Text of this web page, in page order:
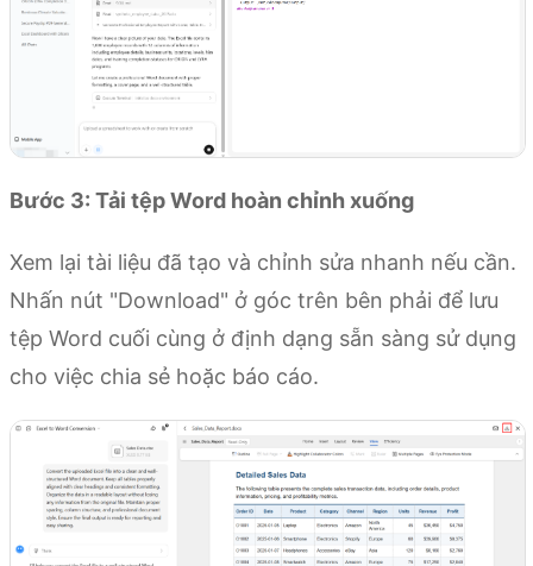
Bước 3: Tải tệp Word hoàn chỉnh xuống
Xem lại tài liệu đã tạo và chỉnh sửa nhanh nếu cần.
Nhấn nút "Download" ở góc trên bên phải để lưu
tệp Word cuối cùng ở định dạng sẵn sàng sử dụng
cho việc chia sẻ hoặc báo cáo.